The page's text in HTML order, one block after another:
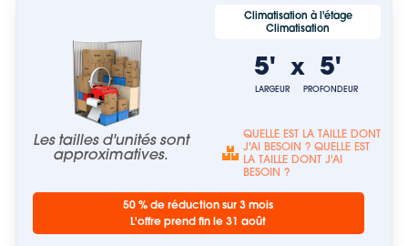
Les tailles d'unités sont
approximatives.
Climatisation à l'étage
Climatisation
5'
LARGEUR
x 5'
PROFONDEUR
QUELLE EST LA TAILLE DONT
J'AI BESOIN ? QUELLE EST
LA TAILLE DONT J'AI
BESOIN ?
50 % de réduction sur 3 mois
L'offre prend fin le 31 août